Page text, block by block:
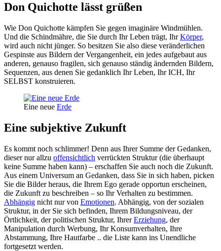
Don Quichotte lässt grüßen
Wie Don Quichotte kämpfen Sie gegen imaginäre Windmühlen.
Und die Schindmähre, die Sie durch Ihr Leben trägt, IhrKörper,
wird auch nicht jünger. So besitzen Sie also diese veränderlichen
Gespinste aus Bildern der Vergangenheit, ein jedes aufgebaut aus
anderen, genauso fragilen, sich genauso ständig ändernden Bildern,
Sequenzen, aus denen Sie gedanklich Ihr Leben, Ihr ICH, Ihr
SELBST konstruieren.
Eine neue Erde
Eine subjektive Zukunft
Es kommt noch schlimmer! Denn aus Ihrer Summe der Gedanken,
dieser nur allzu offensichtlich verrückten Struktur (die überhaupt
keine Summe haben kann) – erschaffen Sie auch noch die Zukunft.
Aus einem Universum an Gedanken, dass Sie in sich haben, picken
Sie die Bilder heraus, die Ihrem Ego gerade opportun erscheinen,
die Zukunft zu beschreiben – so Ihr Verhalten zu bestimmen.
Abhängig nicht nur von Emotionen. Abhängig, von der sozialen
Struktur, in der Sie sich befinden, Ihrem Bildungsniveau, der
Örtlichkeit, der politischen Struktur, IhrerErziehung, der
Manipulation durch Werbung, Ihr Konsumverhalten, Ihre
Abstammung, Ihre Hautfarbe .. die Liste kann ins Unendliche
fortgesetzt werden.